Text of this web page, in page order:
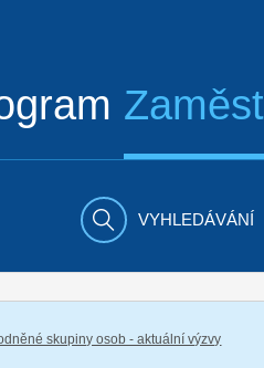
VYHLEDÁVÁNÍ
skupiny osob - aktuální výzvy